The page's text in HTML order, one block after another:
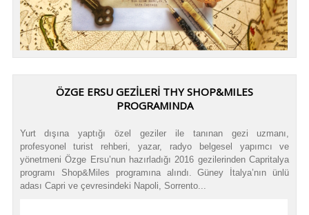
ÖZGE ERSU GEZİLERİ THY SHOP&MILES
PROGRAMINDA
Yurt dışına yaptığı özel geziler ile tanınan gezi uzmanı,
profesyonel turist rehberi, yazar, radyo belgesel yapımcı ve
yönetmeni Özge Ersu’nun hazırladığı 2016 gezilerinden Capritalya
programı Shop&Miles programına alındı. Güney İtalya’nın ünlü
adası Capri ve çevresindeki Napoli, Sorrento...